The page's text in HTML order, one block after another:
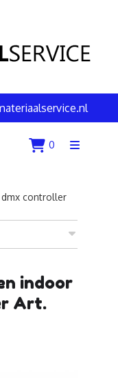
0
Menu
controller
indoor
Art.